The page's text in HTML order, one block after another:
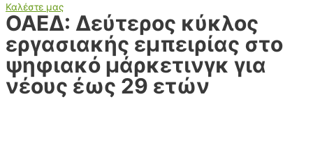
Καλέστε μας
ΟΑΕΔ: Δεύτερος κύκλος
εργασιακής εμπειρίας στο
ψηφιακό μάρκετινγκ για
νέους έως 29 ετών